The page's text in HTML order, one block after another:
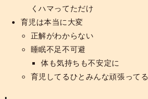
くハマってただけ
育児は本当に大変
正解がわからない
睡眠不足不可避
体も気持ちも不安定に
育児してるひとみんな頑張ってる